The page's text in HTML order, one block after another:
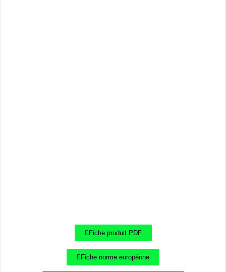
Fiche produit PDF
Fiche norme europénne